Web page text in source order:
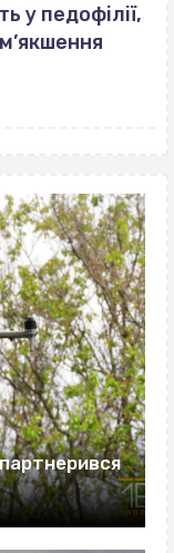
у педофілії,